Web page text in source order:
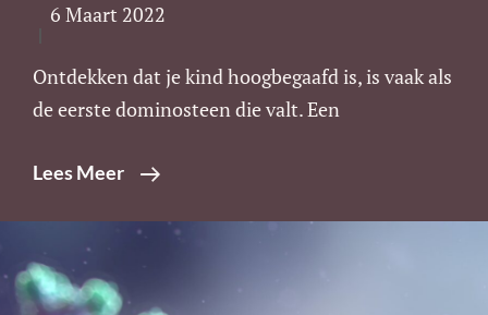
6 Maart 2022
Ontdekken dat je kind hoogbegaafd is, is vaak als
de eerste dominosteen die valt. Een
Lees Meer
Wanneer
Eerste
Valt: